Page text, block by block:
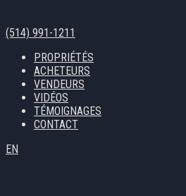
(514) 991-1211
PROPRIÉTÉS
ACHETEURS
VENDEURS
VIDÉOS
TÉMOIGNAGES
CONTACT
EN